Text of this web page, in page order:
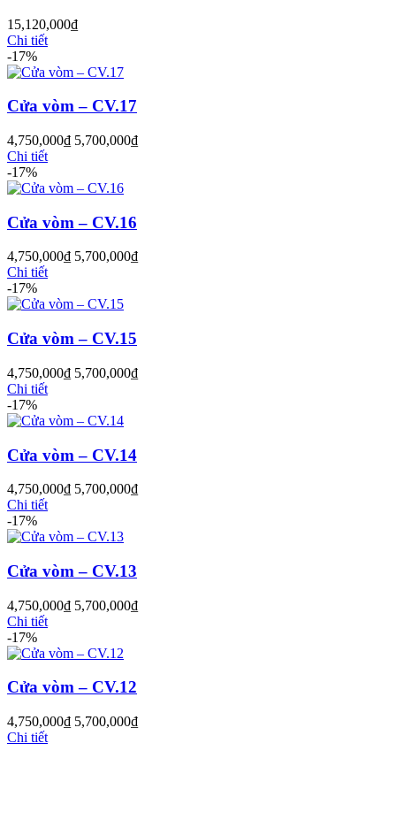
Cửa Gỗ MDF Melamine
Cửa Gỗ MDF Veneer
15,120,000₫
Chi tiết
-17%
Cửa vòm – CV.17
4,750,000₫ 5,700,000₫
Chi tiết
-17%
Cửa vòm – CV.16
4,750,000₫ 5,700,000₫
Chi tiết
-17%
Cửa vòm – CV.15
4,750,000₫ 5,700,000₫
Chi tiết
-17%
Cửa vòm – CV.14
4,750,000₫ 5,700,000₫
Chi tiết
-17%
Cửa vòm – CV.13
4,750,000₫ 5,700,000₫
Chi tiết
-17%
Cửa vòm – CV.12
4,750,000₫ 5,700,000₫
Chi tiết